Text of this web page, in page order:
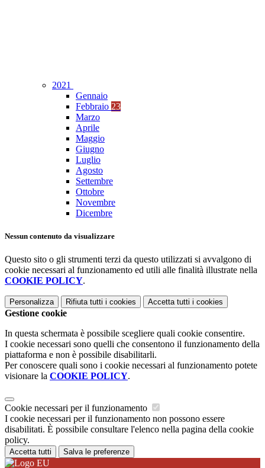
2021
Gennaio
Febbraio 23
Marzo
Aprile
Maggio
Giugno
Luglio
Agosto
Settembre
Ottobre
Novembre
Dicembre
Nessun contenuto da visualizzare
Questo sito o gli strumenti terzi da questo utilizzati si avvalgono di
cookie necessari al funzionamento ed utili alle finalità illustrate nella
COOKIE POLICY.
Personalizza Rifiuta tutti i cookies Accetta tutti i cookies
Gestione cookie
In questa schermata è possibile scegliere quali cookie consentire.
I cookie necessari sono quelli che consentono il funzionamento della
piattaforma e non è possibile disabilitarli.
Per conoscere quali sono i cookie necessari al funzionamento potete
visionare la COOKIE POLICY.
Cookie necessari per il funzionamento
I cookie necessari per il funzionamento non possono essere
disabilitati. È possibile consultare l'elenco nella pagina della cookie
policy.
Accetta tutti Salva le preferenze